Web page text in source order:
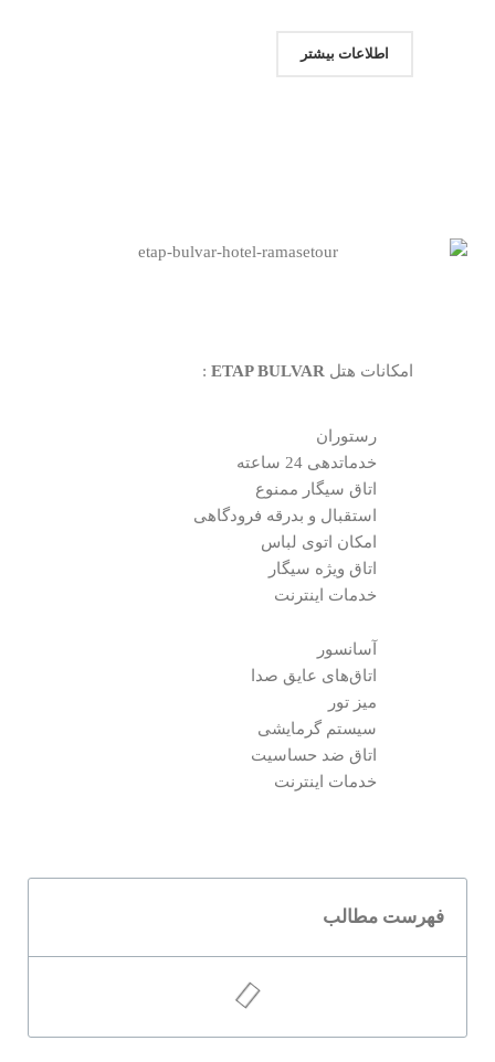
اطلاعات بیشتر
امکانات هتل ETAP BULVAR
:
رستوران
خدماتدهی 24 ساعته
اتاق سیگار ممنوع
استقبال و بدرقه فرودگاهی
امکان اتوی لباس
اتاق ویژه سیگار
خدمات اینترنت
آسانسور
اتاق‌های عایق صدا
میز تور
سیستم گرمایشی
اتاق ضد حساسیت
خدمات اینترنت
فهرست مطالب